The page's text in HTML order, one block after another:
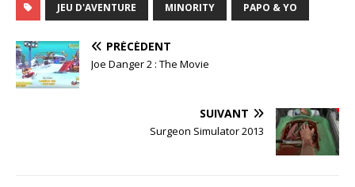
JEU D'AVENTURE MINORITY PAPO & YO
PRÉCÉDENT
Joe Danger 2 : The Movie
SUIVANT
Surgeon Simulator 2013